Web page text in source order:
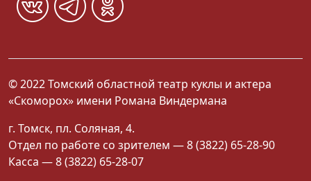
© 2022 Томский областной театр куклы и актера
«Скоморох» имени Романа Виндермана
г. Томск, пл. Соляная, 4.
Отдел по работе со зрителем — 8 (3822) 65-28-90
Касса — 8 (3822) 65-28-07